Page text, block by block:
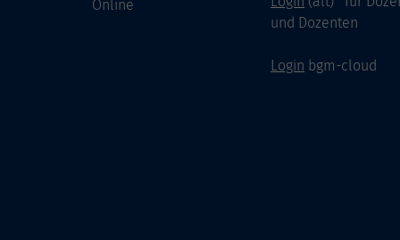
Online
und Dozenten
Login bgm-cloud